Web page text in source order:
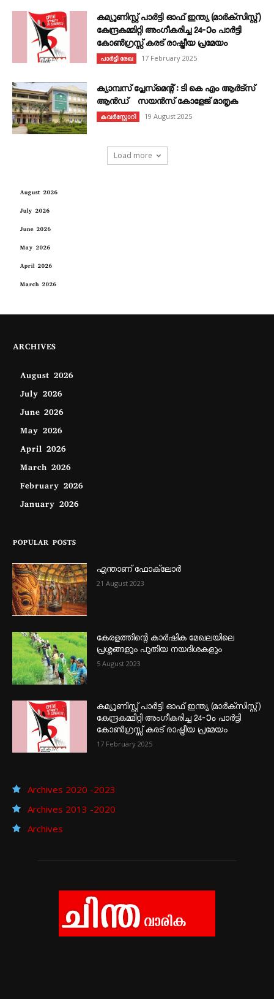
കമ്യൂണിസ്റ്റ് പാർട്ടി ഓഫ് ഇന്ത്യ (മാർക്സിസ്റ്റ്)
കേന്ദ്രകമ്മിറ്റി അംഗീകരിച്ച 24‐ാം പാർട്ടി
കോൺഗ്രസ്സ് കരട് രാഷ്ട്രീയ പ്രമേയം
പാർട്ടി രേഖ 17 February 2025
ക്യാമ്പസ് പ്ലേസ്മെന്റ് : ടി കെ എം ആർട്സ്
ആൻഡ് സയൻസ് കോളേജ് മാതൃക
കവര്‍സ്റ്റോറി 19 August 2025
Load more
August 2026
July 2026
June 2026
May 2026
April 2026
March 2026
ARCHIVES
August 2026
July 2026
June 2026
May 2026
April 2026
March 2026
February 2026
January 2026
POPULAR POSTS
എന്താണ്‌ ഫോക്‌ലോർ
21 August 2023
കേരളത്തിന്റെ കാർഷിക മേഖലയിലെ
പ്രശ്നങ്ങളും പുതിയ നയദിശകളും
5 August 2023
കമ്യൂണിസ്റ്റ് പാർട്ടി ഓഫ് ഇന്ത്യ (മാർക്സിസ്റ്റ്)
കേന്ദ്രകമ്മിറ്റി അംഗീകരിച്ച 24‐ാം പാർട്ടി
കോൺഗ്രസ്സ് കരട് രാഷ്ട്രീയ പ്രമേയം
17 February 2025
Archives 2020 -2023
Archives 2013 -2020
Archives